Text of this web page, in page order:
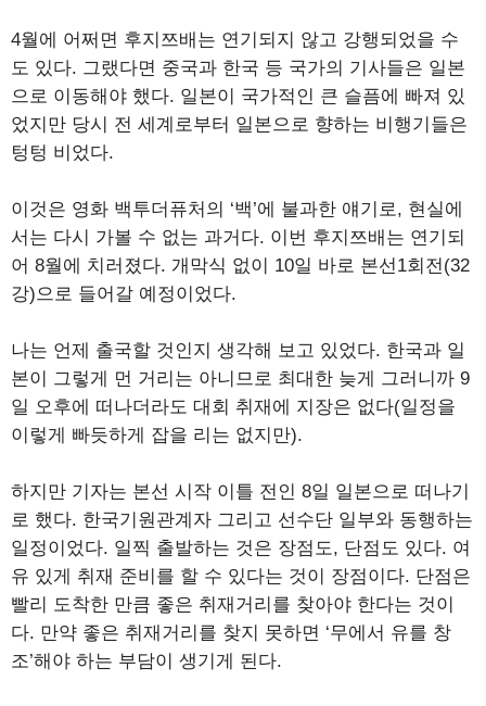
4월에 어쩌면 후지쯔배는 연기되지 않고 강행되었을 수
도 있다. 그랬다면 중국과 한국 등 국가의 기사들은 일본
으로 이동해야 했다. 일본이 국가적인 큰 슬픔에 빠져 있
었지만 당시 전 세계로부터 일본으로 향하는 비행기들은
텅텅 비었다.
이것은 영화 백투더퓨처의 ‘백’에 불과한 얘기로, 현실에
서는 다시 가볼 수 없는 과거다. 이번 후지쯔배는 연기되
어 8월에 치러졌다. 개막식 없이 10일 바로 본선1회전(32
강)으로 들어갈 예정이었다.
나는 언제 출국할 것인지 생각해 보고 있었다. 한국과 일
본이 그렇게 먼 거리는 아니므로 최대한 늦게 그러니까 9
일 오후에 떠나더라도 대회 취재에 지장은 없다(일정을
이렇게 빠듯하게 잡을 리는 없지만).
하지만 기자는 본선 시작 이틀 전인 8일 일본으로 떠나기
로 했다. 한국기원관계자 그리고 선수단 일부와 동행하는
일정이었다. 일찍 출발하는 것은 장점도, 단점도 있다. 여
유 있게 취재 준비를 할 수 있다는 것이 장점이다. 단점은
빨리 도착한 만큼 좋은 취재거리를 찾아야 한다는 것이
다. 만약 좋은 취재거리를 찾지 못하면 ‘무에서 유를 창
조’해야 하는 부담이 생기게 된다.